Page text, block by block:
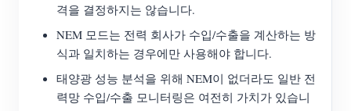
격을 결정하지는 않습니다.
NEM 모드는 전력 회사가 수입/수출을 계산하는 방
식과 일치하는 경우에만 사용해야 합니다.
태양광 성능 분석을 위해 NEM이 없더라도 일반 전
력망 수입/수출 모니터링은 여전히 가치가 있습니